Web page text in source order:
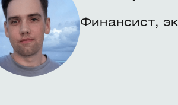
Финансист,